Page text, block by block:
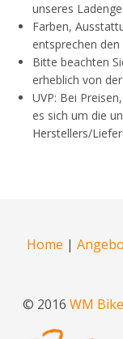
unseres
Farben,
entsprechen
Bitte beachten
erheblich von
UVP: Bei
es sich um die
Herstellers/
Home |
© 2016 WM Bike